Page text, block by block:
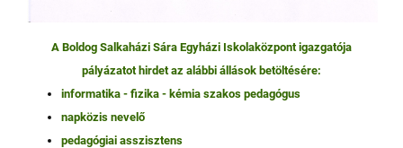
A Boldog Salkaházi Sára Egyházi Iskolaközpont igazgatója
pályázatot hirdet az alábbi állások betöltésére:
informatika - fizika - kémia szakos pedagógus
napközis nevelő
pedagógiai asszisztens